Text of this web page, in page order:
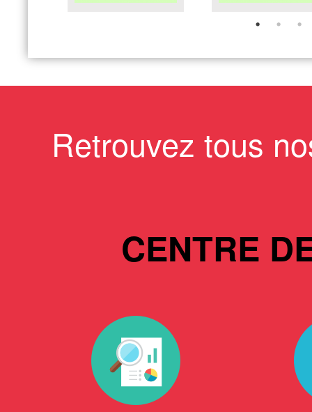
Retrouvez tous
CENTRE